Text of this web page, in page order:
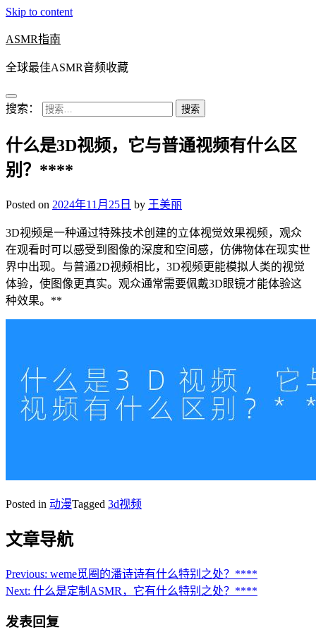
Skip to content
ASMR指南
全球最佳ASMR音频收藏
搜索：
什么是3D视频，它与普通视频有什么区
别？****
Posted on 2024年11月25日 by 王美丽
3D视频是一种通过特殊技术创建的立体视觉效果视频，观众
在观看时可以感受到图像的深度和空间感，仿佛物体在现实世
界中出现。与普通2D视频相比，3D视频更能模拟人类的视觉
体验，使图像更真实。观众通常需要佩戴3D眼镜才能体验这
种效果。**
Posted in 动漫Tagged 3d视频
文章导航
Previous: weme觅圈的潘诗诗有什么特别之处？****
Next: 什么是定制ASMR，它有什么特别之处？****
发表回复